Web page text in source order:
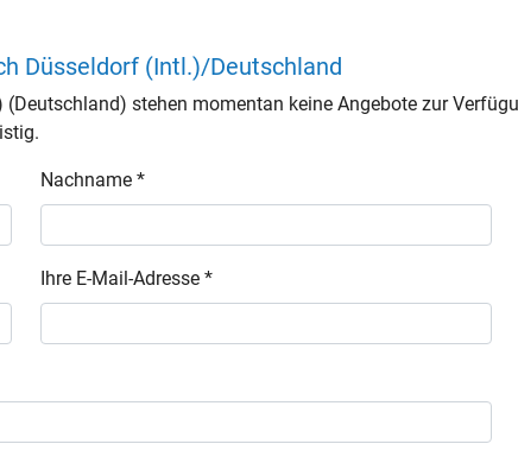
Düsseldorf (Intl.)/Deutschland
stehen momentan keine Angebote zur
Nachname *
Ihre E-Mail-Adresse *